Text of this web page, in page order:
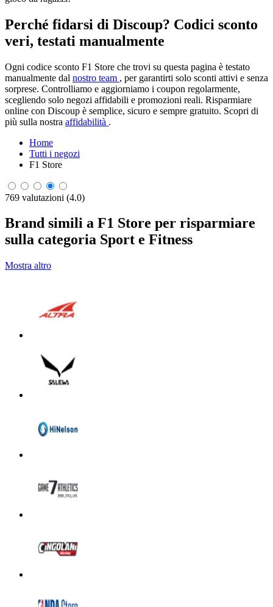
Perché fidarsi di Discoup? Codici sconto
veri, testati manualmente
Ogni codice sconto F1 Store che trovi su questa pagina è testato
manualmente dal nostro team , per garantirti solo sconti attivi e senza
sorprese. Controlliamo e aggiorniamo i coupon regolarmente,
scegliendo solo negozi affidabili e promozioni reali. Risparmiare
online con Discoup è semplice, sicuro e sempre gratuito. Scopri di
più sulla nostra affidabilità .
Home
Tutti i negozi
F1 Store
769 valutazioni (4.0)
Brand simili a F1 Store per risparmiare
sulla categoria Sport e Fitness
Mostra altro